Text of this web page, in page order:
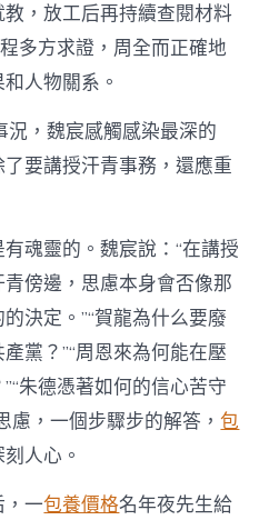
，放工后再持續查閱材料
多方求證，周全而正確地
人物關系。
，魏宸感觸感染最深的
要講授汗青事務，還應重
魂靈的。魏宸說：“在講授
傍邊，思慮本身會否像那
決定。”“賀龍為什么要廢
黨？”“周恩來為何能在壓
朱德憑著如何的信心苦守
慮，一個步驟步的解答，包
人心。
一包養價格名年夜先生給